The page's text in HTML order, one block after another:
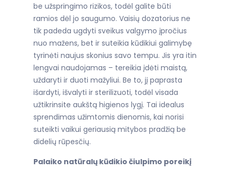
be užspringimo rizikos, todėl galite būti
ramios dėl jo saugumo. Vaisių dozatorius ne
tik padeda ugdyti sveikus valgymo įpročius
nuo mažens, bet ir suteikia kūdikiui galimybę
tyrinėti naujus skonius savo tempu. Jis yra itin
lengvai naudojamas – tereikia įdėti maistą,
uždaryti ir duoti mažyliui. Be to, jį paprasta
išardyti, išvalyti ir sterilizuoti, todėl visada
užtikrinsite aukštą higienos lygį. Tai idealus
sprendimas užimtomis dienomis, kai norisi
suteikti vaikui geriausią mitybos pradžią be
didelių rūpesčių.
Palaiko natūralų kūdikio čiulpimo poreikį